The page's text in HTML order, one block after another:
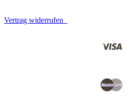
Vertrag widerrufen